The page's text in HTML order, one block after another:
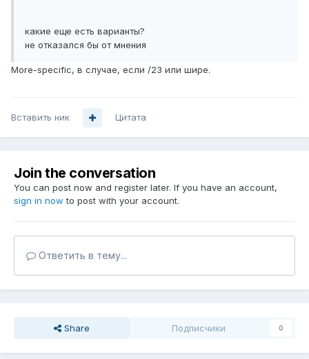
какие еще есть варианты?
не отказался бы от мнения
More-specific, в случае, если /23 или шире.
Вставить ник Цитата
Join the conversation
You can post now and register later. If you have an account,
sign in now to post with your account.
Ответить в тему...
Share Подписчики 0